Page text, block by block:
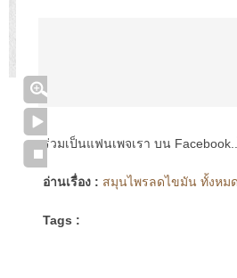
ร่วมเป็นแฟนเพจเรา บน
อ่านเรื่อง : สมุนไพรลดไขมัน ทั้งหม
Tags :